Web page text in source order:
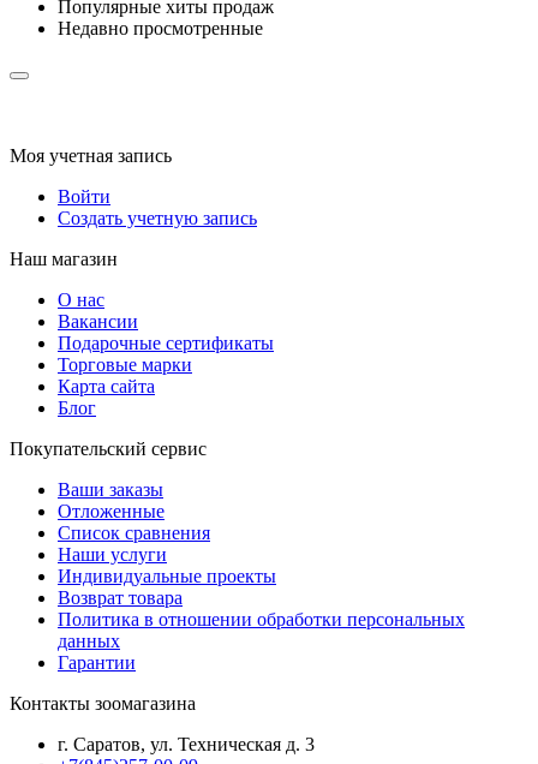
Популярные хиты продаж
Недавно просмотренные
Моя учетная запись
Войти
Создать учетную запись
Наш магазин
О нас
Вакансии
Подарочные сертификаты
Торговые марки
Карта сайта
Блог
Покупательский сервис
Ваши заказы
Отложенные
Список сравнения
Наши услуги
Индивидуальные проекты
Возврат товара
Политика в отношении обработки персональных
данных
Гарантии
Контакты зоомагазина
г. Саратов, ул. Техническая д. 3